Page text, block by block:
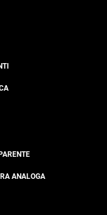
ANALOGA